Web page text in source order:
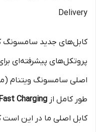
Delivery
پروتکل‌های پیشرفته‌ای
اصلی سامسونگ ویتنام
طور کامل از Charging
کابل اصلی ما در این است